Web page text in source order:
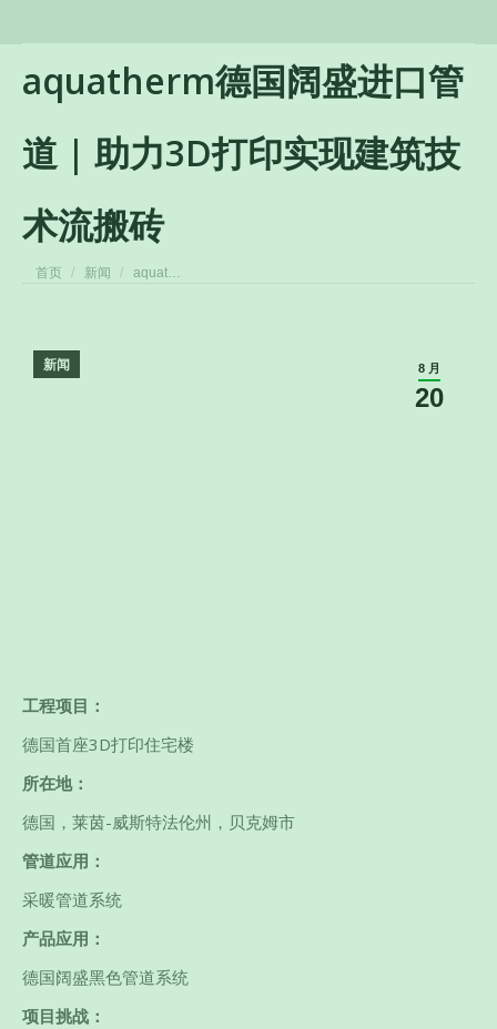
aquatherm德国阔盛进口管
道 | 助力3D打印实现建筑技
术流搬砖
您在这里：
首页 新闻 aquat…
8 月
20
新闻
工程项目：
德国首座3D打印住宅楼
所在地：
德国，莱茵-威斯特法伦州，贝克姆市
管道应用：
采暖管道系统
产品应用：
德国阔盛黑色管道系统
项目挑战：